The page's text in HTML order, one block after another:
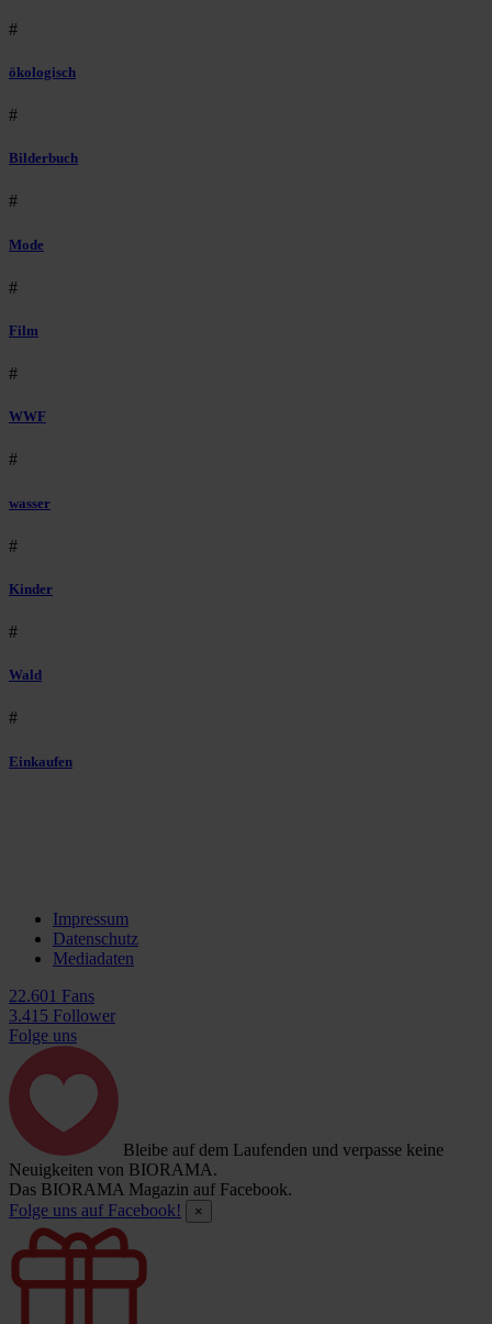
#
ökologisch
#
Bilderbuch
#
Mode
#
Film
#
WWF
#
wasser
#
Kinder
#
Wald
#
Einkaufen
Impressum
Datenschutz
Mediadaten
22.601 Fans
3.415 Follower
Folge uns
Bleibe auf dem Laufenden und verpasse keine
Neuigkeiten von BIORAMA.
Das BIORAMA Magazin auf Facebook.
Folge uns auf Facebook!
×